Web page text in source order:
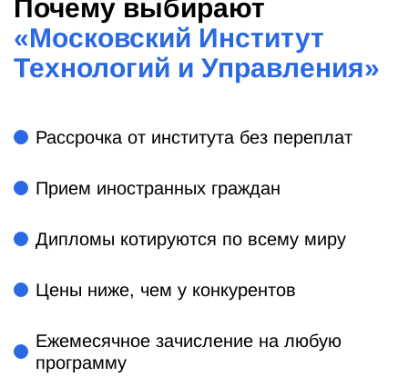
Почему выбирают
«Московский Институт
Технологий и Управления»
Рассрочка от института без переплат
Прием иностранных граждан
Дипломы котируются по всему миру
Цены ниже, чем у конкурентов
Ежемесячное зачисление на любую
программу